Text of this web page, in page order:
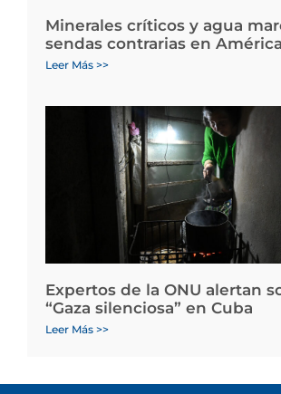
Minerales críticos y agua
sendas contrarias en
Leer Más >>
Expertos de la ONU alertan
“Gaza silenciosa” en Cuba
Leer Más >>